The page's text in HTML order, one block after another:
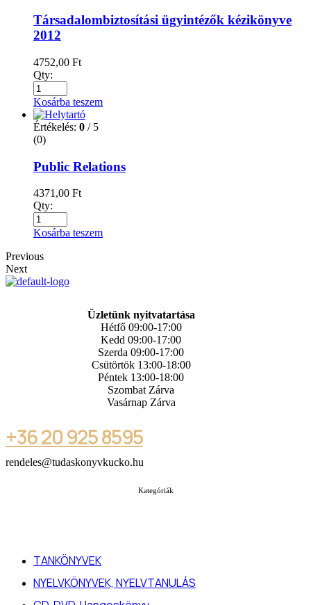
Társadalombiztosítási ügyintézők kézikönyve
2012
4752,00 Ft
Qty:
Kosárba teszem
Értékelés: 0 / 5
(0)
Public Relations
4371,00 Ft
Qty:
Kosárba teszem
Previous
Next
Üzletünk nyitvatartása
Hétfő 09:00-17:00
Kedd 09:00-17:00
Szerda 09:00-17:00
Csütörtök 13:00-18:00
Péntek 13:00-18:00
Szombat Zárva
Vasárnap Zárva
+36 20 925 8595
rendeles@tudaskonyvkucko.hu
Kategóriák
TANKÖNYVEK
NYELVKÖNYVEK, NYELVTANULÁS